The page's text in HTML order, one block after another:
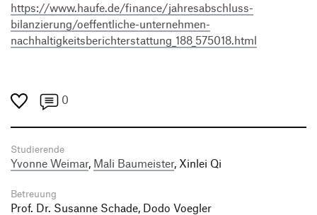
https://www.haufe.de/finance/jahresabschluss-
bilanzierung/oeffentliche-unternehmen-
nachhaltigkeitsberichterstattung_188_575018.html
0
Studierende
Yvonne Weimar, Mali Baumeister, Xinlei Qi
Betreuung
Prof. Dr. Susanne Schade, Dodo Voegler